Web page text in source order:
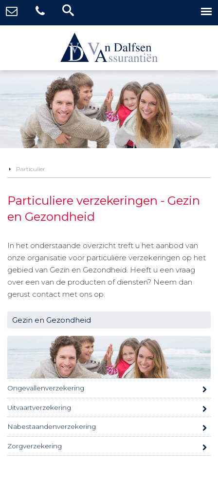
Particulier
Particuliere verzekeringen - Gezin
en Gezondheid
In het onderstaande overzicht treft u het aanbod van
onze organisatie voor particuliere verzekeringen op het
gebied van Gezin en Gezondheid. Heeft u een vraag
over een van de producten of diensten? Neem dan
gerust contact met ons op.
Gezin en Gezondheid
Ongevallenverzekering
Uitvaartverzekering
Nabestaandenverzekering
Zorgverzekering